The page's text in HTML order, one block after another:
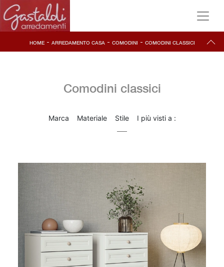
HOME- ARREDAMENTO CASA- COMODINI - COMODINI CLASSICI
Comodini classici
Marca Materiale Stile I più visti a :